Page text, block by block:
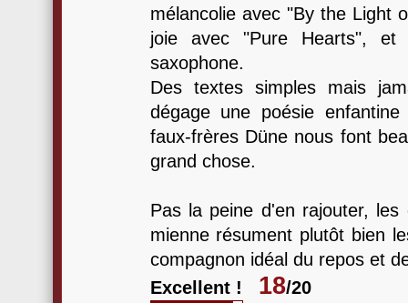
mélancolie avec "By the Light
joie avec "Pure Hearts", et
saxophone.
Des textes simples mais
dégage une poésie
faux-frères Düne nous font
grand chose.
Pas la peine d'en rajouter, les
mienne résument plutôt bien
compagnon idéal du repos et
Excellent !
18/20